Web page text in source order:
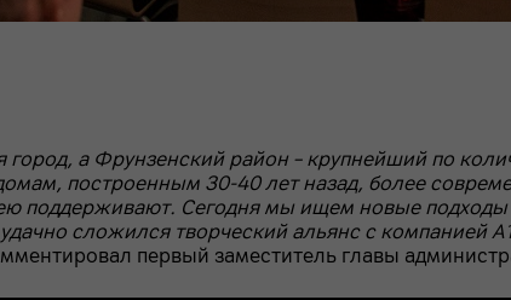
а Фрунзенский район – крупнейший по
построенным 30-40 лет назад, более
поддерживают. Сегодня мы ищем новые подходы
сложился творческий альянс с компанией
первый заместитель главы